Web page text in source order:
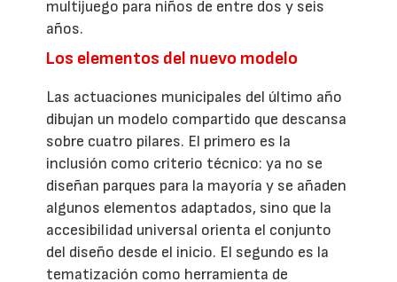
multijuego para niños de entre dos y seis
años.
Los elementos del nuevo modelo
Las actuaciones municipales del último año
dibujan un modelo compartido que descansa
sobre cuatro pilares. El primero es la
inclusión como criterio técnico: ya no se
diseñan parques para la mayoría y se añaden
algunos elementos adaptados, sino que la
accesibilidad universal orienta el conjunto
del diseño desde el inicio. El segundo es la
tematización como herramienta de